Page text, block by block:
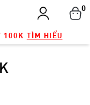
100K TÌM HIỂU
0